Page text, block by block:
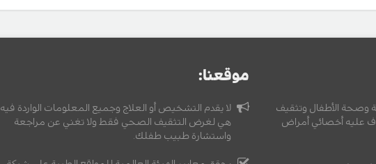
وصحة الأطفال وتثقيف
عليه أخصائي أمراض
موقعنا:
لا يقدم التشخيص أو العلاج وجميع المعلومات الواردة فيه
هي لغرض التثقيف الصحي فقط ولا تغني عن مراجعة
واستشارة طبيب طفلك.